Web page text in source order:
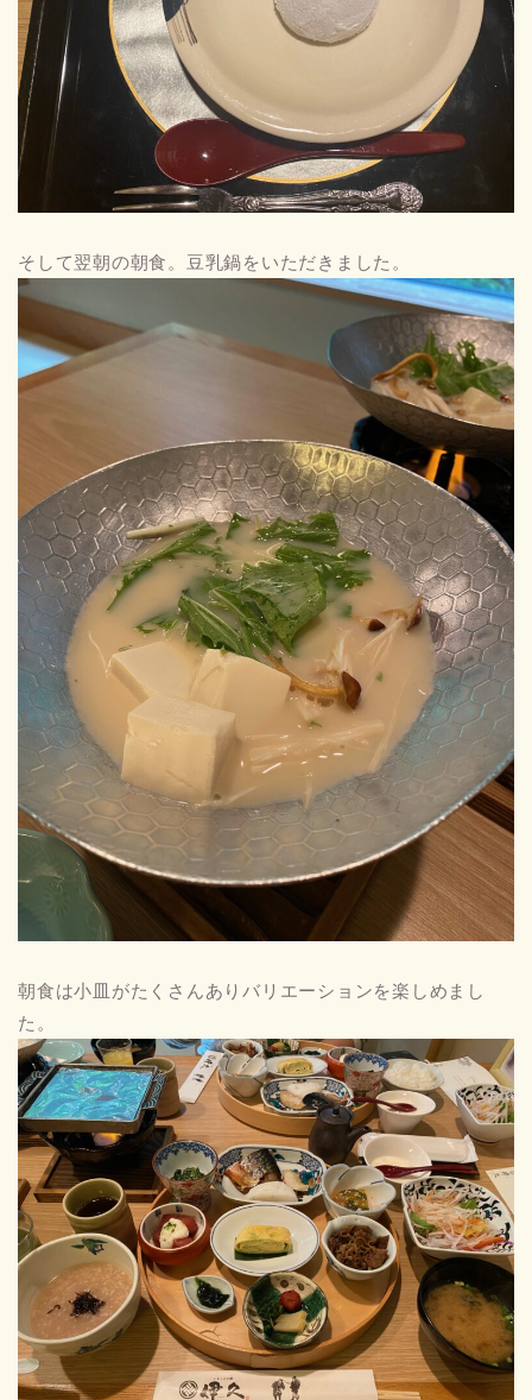
そして翌朝の朝食。豆乳鍋をいただきました。
朝食は小皿がたくさんありバリエーションを楽しめまし
た。